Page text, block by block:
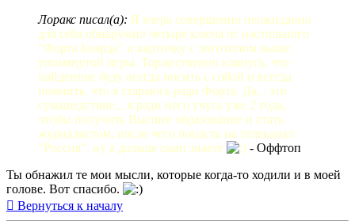
Лоракс писал(а): Я вчера совершенно неожиданно
для себя обнаружил четыре ключа от настольного
"Форта Боярда" и карточку с логотипом выше
упомянутой игры. Торжественно клянусь, что
найденное буду всегда носить с собой и всегда
помнить, что я стараюсь ради Форта. Да... это
сумашедствие... я ради него учусь уже 2 года,
чтобы получить Высшее образование и стать
журналистом, после чего попасть на телеканал
"Россия", ну а дальше сами знаете
- Оффтоп
Ты обнажил те мои мысли, которые когда-то ходили и в моей
голове. Вот спасибо.
Вернуться к началу